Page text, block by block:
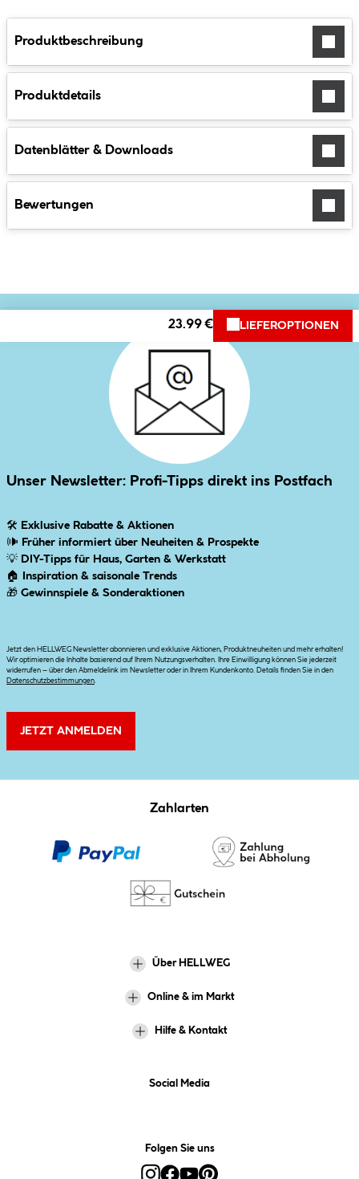
Produktbeschreibung
Produktdetails
Datenblätter & Downloads
Bewertungen
23.99 € LIEFEROPTIONEN
Unser Newsletter: Profi-Tipps direkt ins Postfach
🛠 Exklusive Rabatte & Aktionen
🕪 Früher informiert über Neuheiten & Prospekte
💡 DIY-Tipps für Haus, Garten & Werkstatt
🏠
Inspiration & saisonale Trends
🎁 Gewinnspiele & Sonderaktionen
Jetzt den HELLWEG Newsletter abonnieren und exklusive Aktionen, Produktneuheiten und mehr erhalten!
Wir optimieren die Inhalte basierend auf Ihrem Nutzungsverhalten. Ihre Einwilligung können Sie jederzeit
widerrufen – über den Abmeldelink im Newsletter oder in Ihrem Kundenkonto. Details finden Sie in den
Datenschutzbestimmungen
JETZT ANMELDEN
Zahlarten
Über HELLWEG
Online & im Markt
Hilfe & Kontakt
Social Media
Folgen Sie uns